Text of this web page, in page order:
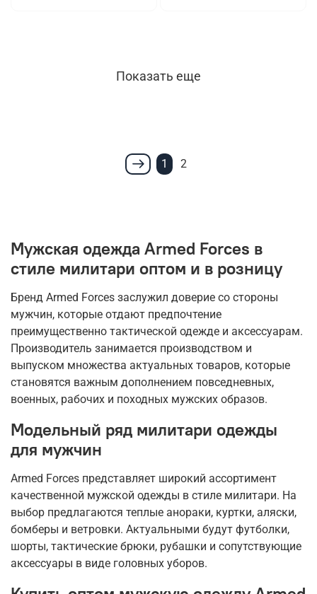
Показать еще
1 2
Мужская одежда Armed Forces в
стиле милитари оптом и в розницу
Бренд Armed Forces заслужил доверие со стороны
мужчин, которые отдают предпочтение
преимущественно тактической одежде и аксессуарам.
Производитель занимается производством и
выпуском множества актуальных товаров, которые
становятся важным дополнением повседневных,
военных, рабочих и походных мужских образов.
Модельный ряд милитари одежды
для мужчин
Armed Forces представляет широкий ассортимент
качественной мужской одежды в стиле милитари. На
выбор предлагаются теплые анораки, куртки, аляски,
бомберы и ветровки. Актуальными будут футболки,
шорты, тактические брюки, рубашки и сопутствующие
аксессуары в виде головных уборов.